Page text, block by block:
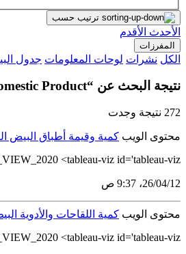
ترتيب حسب
الأحدث الأقدم
المفرزات
الكل نشرات لوحات المعلومات جدول
نتيجة البحث عن “Gross Domestic Product”
272 نتيجة وجدت
محتوى الويب كمية وقيمة أطباق البيض
<tableau-viz id='tableau-viz'...
12‏/04‏/26، 9:37 ص
محتوى الويب كمية اللقاحات والأدوية
<tableau-viz id='tableau-viz'...